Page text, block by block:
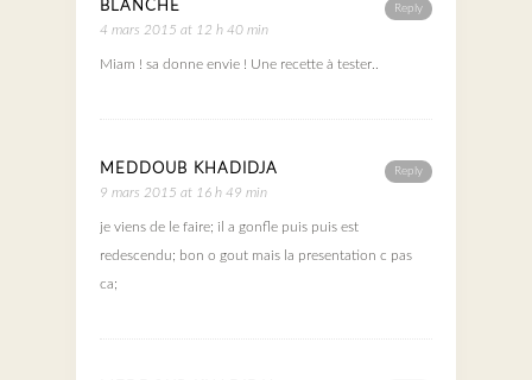
Reply
BLANCHE
4 mars 2015 at 12 h 40 min
Miam ! sa donne envie ! Une recette à tester..
Reply
MEDDOUB KHADIDJA
9 mars 2015 at 16 h 49 min
je viens de le faire; il a gonfle puis puis est
redescendu; bon o gout mais la presentation c pas
ca;